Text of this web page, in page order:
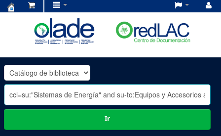
OLADE
-
Ir